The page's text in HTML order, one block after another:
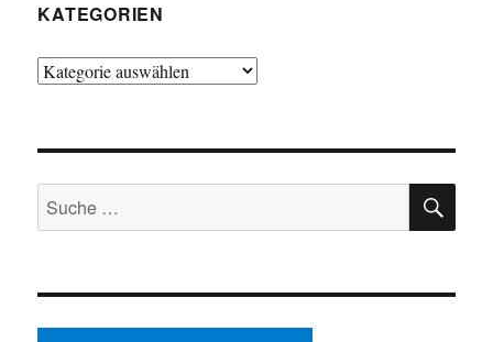
KATEGORIEN
Kategorien
Suche
nach: